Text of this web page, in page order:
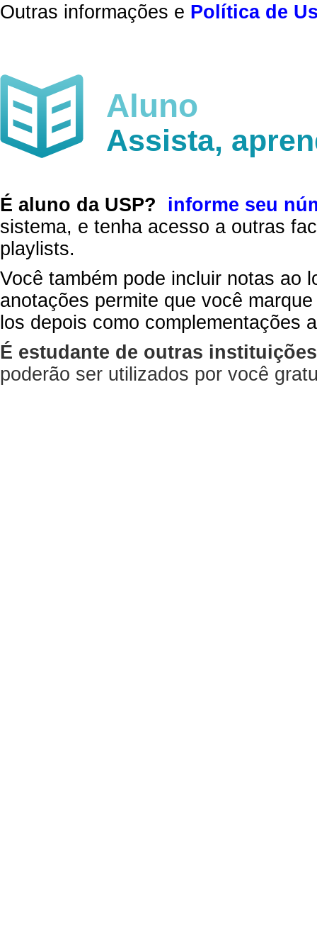
Outras informações e Política de
Aluno
Assista,
É aluno da USP?
informe seu
sistema, e tenha acesso a outras
playlists.
Você também pode incluir notas ao
anotações permite que você
los depois como complementações
É estudante de outras
poderão ser utilizados por você